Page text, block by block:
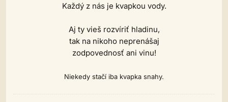
Každý z nás je kvapkou vody.
Aj ty vieš rozvíriť hladinu,
tak na nikoho neprenášaj
zodpovednosť ani vinu!
Niekedy stačí iba kvapka snahy.